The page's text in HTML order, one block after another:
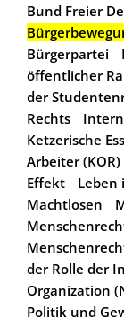
Bund Freier
Bürgerpartei
öffentlicher
der
Rechts
Ketzerische
Arbeiter (KOR)
Effekt
Leben
Machtlosen
der Rolle der
Organization
Politik und